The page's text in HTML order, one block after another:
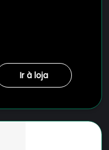
Ir à loja